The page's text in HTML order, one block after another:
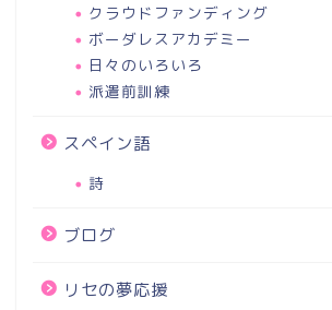
クラウドファンディング
ボーダレスアカデミー
日々のいろいろ
派遣前訓練
スペイン語
詩
ブログ
リセの夢応援